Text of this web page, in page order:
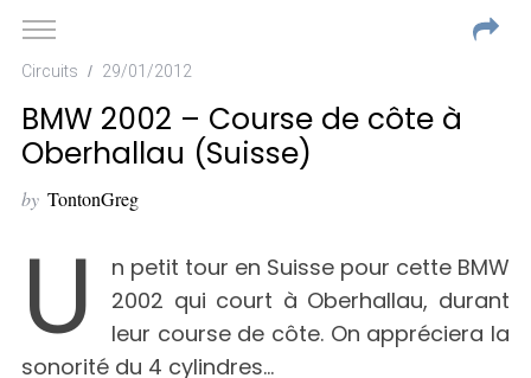
Circuits 29/01/2012
BMW 2002 – Course de côte à
Oberhallau (Suisse)
by TontonGreg
U
n petit tour en Suisse pour cette BMW
2002 qui court à Oberhallau, durant
leur course de côte. On appréciera la
sonorité du 4 cylindres…